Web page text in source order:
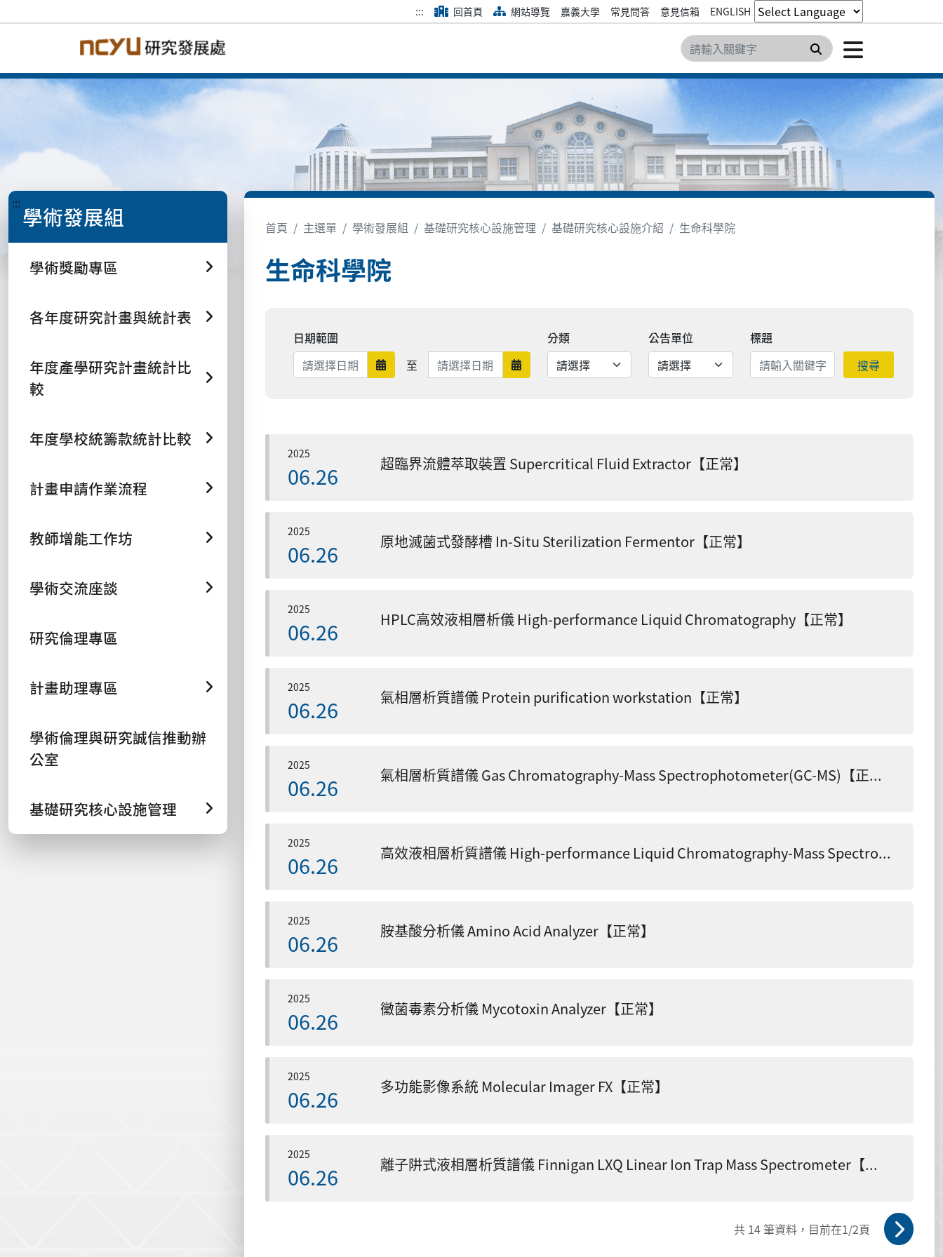
::: 回首頁 網站導覽 嘉義大學 常見問答 意見信箱 ENGLISH
搜尋 點擊開
::: 學術發展組
學術獎勵專區
各年度研究計畫與統計表
年度產學研究計畫統計比
較
年度學校統籌款統計比較
計畫申請作業流程
教師增能工作坊
學術交流座談
研究倫理專區
計畫助理專區
學術倫理與研究誠信推動辦
公室
基礎研究核心設施管理
首頁 主選單 學術發展組 基礎研究核心設施管理 基礎研究核心設施介紹 生命科學院
生命科學院
日期範圍
日期範圍開始
至 日期範圍結束 日期範圍結束
分類 公告單位
標題
搜尋
2025
06.26 超臨界流體萃取裝置 Supercritical Fluid Extractor【正常】
2025
06.26 原地滅菌式發酵槽 In-Situ Sterilization Fermentor【正常】
2025
06.26 HPLC高效液相層析儀 High-performance Liquid Chromatography【正常】
2025
06.26 氣相層析質譜儀 Protein purification workstation【正常】
2025
06.26 氣相層析質譜儀 Gas Chromatography-Mass Spectrophotometer(GC-MS)【正常】
2025
06.26 高效液相層析質譜儀 High-performance Liquid Chromatography-Mass Spectrophotometer(HPLC-MS)【正常】
2025
06.26 胺基酸分析儀 Amino Acid Analyzer【正常】
2025
06.26 黴菌毒素分析儀 Mycotoxin Analyzer【正常】
2025
06.26 多功能影像系統 Molecular Imager FX【正常】
2025
06.26 離子阱式液相層析質譜儀 Finnigan LXQ Linear Ion Trap Mass Spectrometer【正常】
共 14 筆資料，目前在1/2頁